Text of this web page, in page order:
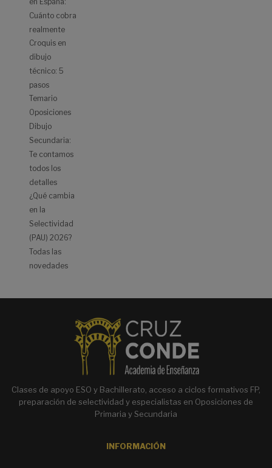
Cuánto cobra
realmente
Croquis en
dibujo
técnico: 5
pasos
Temario
Oposiciones
Dibujo
Secundaria:
Te contamos
todos los
detalles
¿Qué cambia
en la
Selectividad
(PAU) 2026?
Todas las
novedades
Clases de apoyo ESO y Bachillerato, acceso a ciclos formativos FP,
preparación de selectividad y especialistas en Oposiciones de
Primaria y Secundaria
INFORMACIÓN